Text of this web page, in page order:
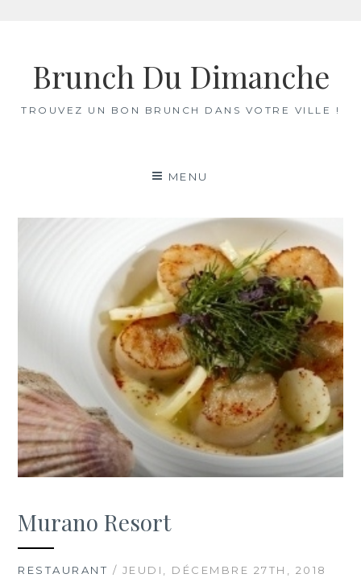
contentBrunch Du Dimanche
TROUVEZ UN BON BRUNCH DANS VOTRE VILLE !
MENU
Murano Resort
RESTAURANT / JEUDI, DÉCEMBRE 27TH, 2018